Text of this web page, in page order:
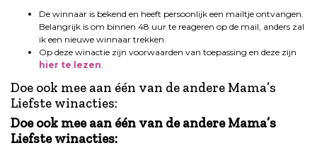
De winnaar is bekend en heeft persoonlijk een mailtje ontvangen.
Belangrijk is om binnen 48 uur te reageren op de mail, anders zal
ik een nieuwe winnaar trekken.
Op deze winactie zijn voorwaarden van toepassing en deze zijn
hier te lezen
Doe ook mee aan één van de andere Mama’s
Liefste winacties:
Doe ook mee aan één van de andere Mama’s
Liefste winacties: